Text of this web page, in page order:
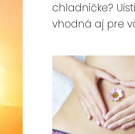
chladničke?
vhodná aj pre